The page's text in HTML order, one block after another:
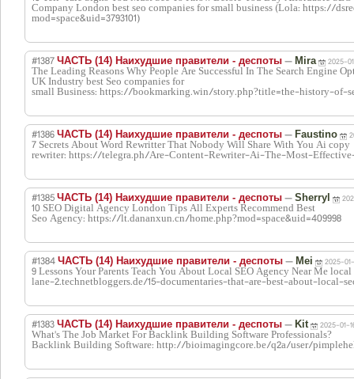
Company London best seo companies for small business (Lola: https://
mod=space&uid=3793101)
#1387 ЧАСТЬ (14) Наихудшие правители - деспоты — Mira 2025-
The Leading Reasons Why People Are Successful In The Search Engine
UK Industry best Seo companies for
small Business: https://bookmarking.win/story.php?title=the-history-of-
#1386 ЧАСТЬ (14) Наихудшие правители - деспоты — Faustino
7 Secrets About Word Rewritter That Nobody Will Share With You Ai copy
rewriter: https://telegra.ph/Are-Content-Rewriter-Ai-The-Most-
#1385 ЧАСТЬ (14) Наихудшие правители - деспоты — Sherryl
10 SEO Digital Agency London Tips All Experts Recommend Best
Seo Agency: https://lt.dananxun.cn/home.php?mod=space&uid=409998
#1384 ЧАСТЬ (14) Наихудшие правители - деспоты — Mei 2025-
9 Lessons Your Parents Teach You About Local SEO Agency Near Me
lane-2.technetbloggers.de/15-documentaries-that-are-best-about-local-
#1383 ЧАСТЬ (14) Наихудшие правители - деспоты — Kit 2025-01-
What's The Job Market For Backlink Building Software Professionals?
Backlink Building Software: http://bioimagingcore.be/q2a/user/